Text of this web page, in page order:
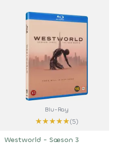
Blu-Ray
★★★★★(5)
Westworld - Sæson 3